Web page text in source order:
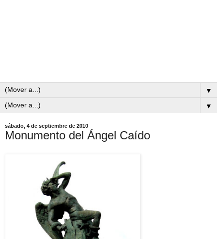
▼
▼
sábado, 4 de septiembre de 2010
Monumento del Ángel Caído